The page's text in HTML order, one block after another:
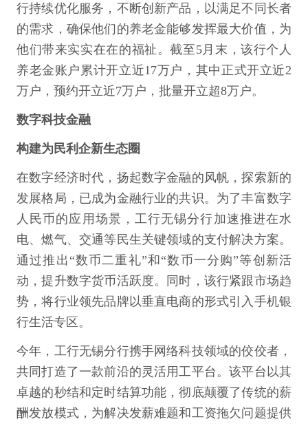
行持续优化服务，不断创新产品，以满足不同长者
的需求，确保他们的养老金能够发挥最大价值，为
他们带来实实在在的福祉。截至5月末，该行个人
养老金账户累计开立近17万户，其中正式开立近2
万户，预约开立近7万户，批量开立超8万户。
数字科技金融
构建为民利企新生态圈
在数字经济时代，扬起数字金融的风帆，探索新的
发展格局，已成为金融行业的共识。为了丰富数字
人民币的应用场景，工行无锡分行加速推进在水
电、燃气、交通等民生关键领域的支付解决方案。
通过推出“数币二重礼”和“数币一分购”等创新活
动，提升数字货币活跃度。同时，该行紧跟市场趋
势，将行业领先品牌以垂直电商的形式引入手机银
行生活专区。
今年，工行无锡分行携手网络科技领域的佼佼者，
共同打造了一款前沿的灵活用工平台。该平台以其
卓越的秒结和定时结算功能，彻底颠覆了传统的薪
酬发放模式，为解决发薪难题和工资拖欠问题提供